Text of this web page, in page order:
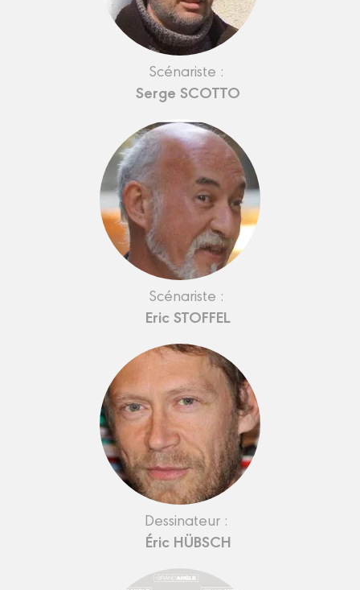
Scénariste :
Serge SCOTTO
Scénariste :
Eric STOFFEL
Dessinateur :
Éric HÜBSCH